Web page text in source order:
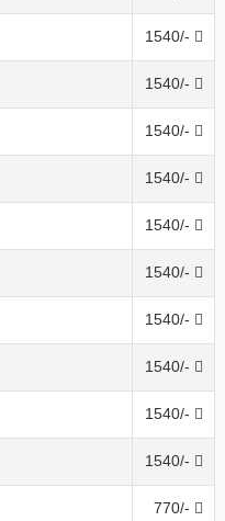
1540/-
1540/-
1540/-
1540/-
1540/-
1540/-
1540/-
1540/-
1540/-
1540/-
770/-